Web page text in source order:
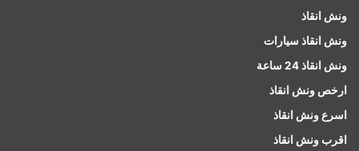
ونش انقاذ
ونش انقاذ سيارات
ونش انقاذ 24 ساعة
ارخص ونش انقاذ
اسرع ونش انقاذ
اقرب ونش انقاذ